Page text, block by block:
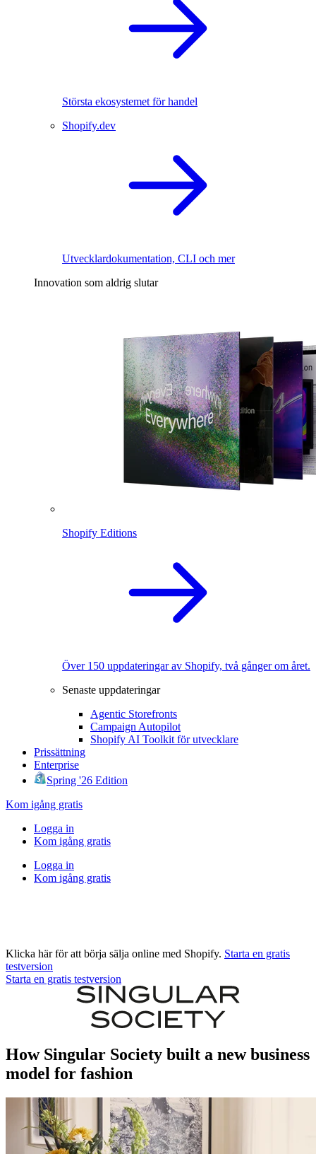
Största ekosystemet för handel
Shopify.dev
Utvecklardokumentation, CLI och mer
Innovation som aldrig slutar
Shopify Editions
Över 150 uppdateringar av Shopify, två gånger om året.
Senaste uppdateringar
Agentic Storefronts
Campaign Autopilot
Shopify AI Toolkit för utvecklare
Prissättning
Enterprise
Spring '26 Edition
Kom igång gratis
Logga in
Kom igång gratis
Logga in
Kom igång gratis
Klicka här för att börja sälja online med Shopify. Starta en gratis
testversion
Starta en gratis testversion
How Singular Society built a new business
model for fashion